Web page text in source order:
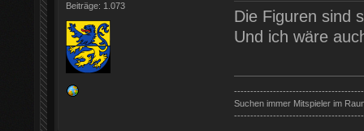
Beiträge: 1.073
Die Figuren sind
Und ich wäre
Suchen immer Mitspieler im